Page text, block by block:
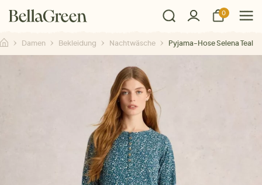
0
Damen Bekleidung Nachtwäsche Pyjama-Hose Selena Teal